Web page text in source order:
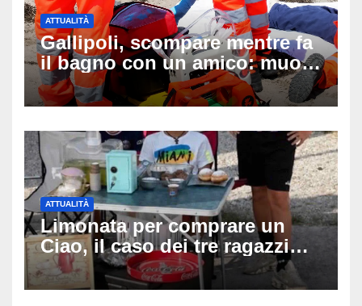
ATTUALITÀ
Gallipoli, scompare mentre fa
il bagno con un amico: muore
a 19 anni dopo 45 minuti di
disperati tentativi di
ATTUALITÀ
Limonata per comprare un
Ciao, il caso dei tre ragazzi
divide l’Italia: Fedriga li invita
in Regione, Vannacci li